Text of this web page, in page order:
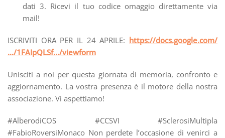
dati 3. Ricevi il tuo codice omaggio direttamente via
mail!
ISCRIVITI ORA PER IL 24 APRILE: https://docs.google.com/
…/1FAIpQLSf…/viewform
Unisciti a noi per questa giornata di memoria, confronto e
aggiornamento. La vostra presenza è il motore della nostra
associazione. Vi aspettiamo!
#AlberodiCOS #CCSVI #SclerosiMultipla
#FabioRoversiMonaco Non perdete l’occasione di venirci a